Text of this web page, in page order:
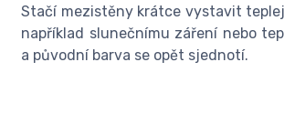
Stačí mezistěny krátce vystavit
například slunečnímu záření nebo
a původní barva se opět sjednotí.